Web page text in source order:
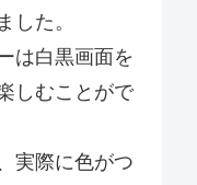
した。
は白黒画面を
しむことがで
実際に色がつ